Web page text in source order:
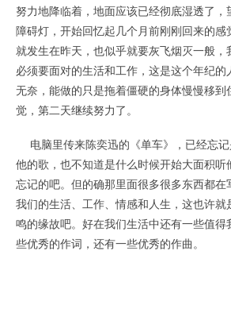
努力地降临着，地面应该已经彻底湿透了
障碍灯，开始回忆起几个月前刚刚回来的
就发生在昨天，也似乎就要灰飞烟灭一般，
必须要面对的生活和工作，这是这个年纪的
无奈，能做的只是拖着僵硬的身体慢慢移到
觉，第二天继续努力了。
电脑里传来陈奕迅的《单车》，已经忘
他的歌，也不知道是什么时候开始大面积听
忘记的吧。但的确那里面很多很多东西都在
我们的生活、工作、情感和人生，这也许就
鸣的缘故吧。好在我们生活中还有一些值得
些优秀的作词，还有一些优秀的作曲。